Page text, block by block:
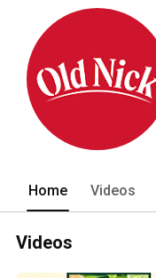
Home Videos
Videos